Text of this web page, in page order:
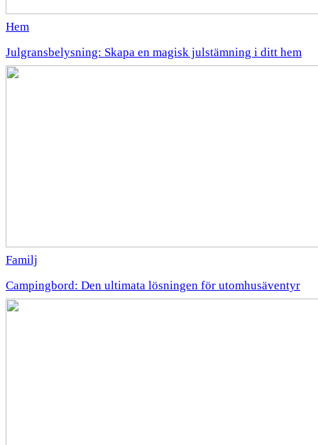
Hem
Julgransbelysning: Skapa en magisk julstämning i ditt hem
Familj
Campingbord: Den ultimata lösningen för utomhusäventyr